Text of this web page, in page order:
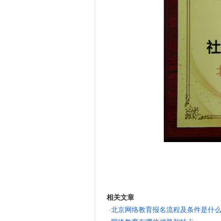
相关文章
·北京网络教育报名流程及条件是什么